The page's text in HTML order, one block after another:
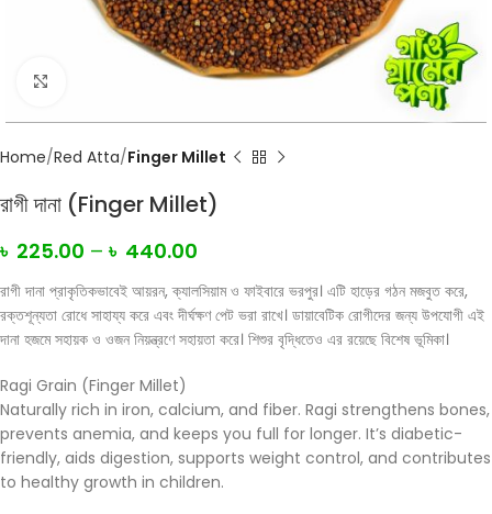
Home Red Atta Finger Millet
রাগী দানা (Finger Millet)
৳ 225.00 – ৳ 440.00
রাগী দানা প্রাকৃতিকভাবেই আয়রন, ক্যালসিয়াম ও ফাইবারে ভরপুর। এটি হাড়ের গঠন মজবুত করে,
রক্তশূন্যতা রোধে সাহায্য করে এবং দীর্ঘক্ষণ পেট ভরা রাখে। ডায়াবেটিক রোগীদের জন্য উপযোগী এই
দানা হজমে সহায়ক ও ওজন নিয়ন্ত্রণে সহায়তা করে। শিশুর বৃদ্ধিতেও এর রয়েছে বিশেষ ভূমিকা।
Ragi Grain (Finger Millet)
Naturally rich in iron, calcium, and fiber. Ragi strengthens bones,
prevents anemia, and keeps you full for longer. It’s diabetic-
friendly, aids digestion, supports weight control, and contributes
to healthy growth in children.